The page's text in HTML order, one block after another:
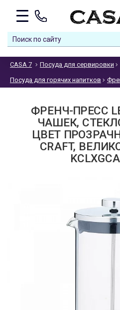
CASA 7 Посуда для сервировки
Посуда для горячих напитков
ФРЕНЧ-ПРЕСС
ЧАШЕК,
ЦВЕТ
CRAFT,